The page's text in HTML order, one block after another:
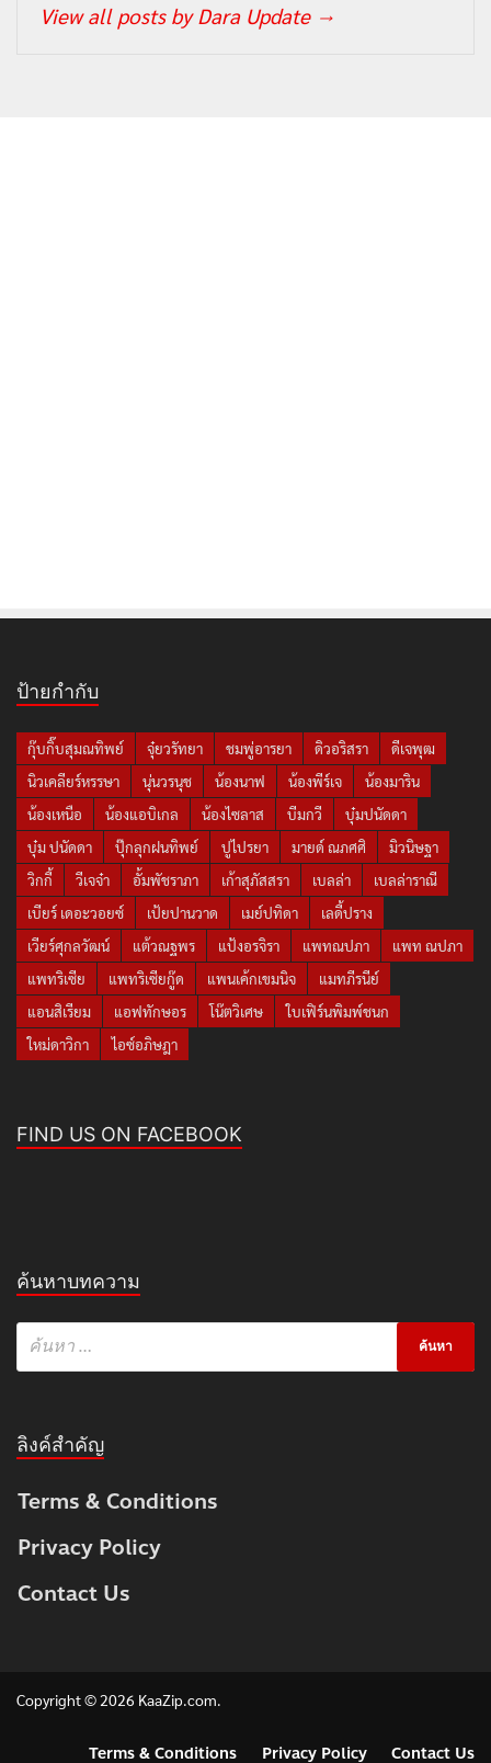
View all posts by Dara Update →
ป้ายกำกับ
กุ๊บกิ๊บสุมณทิพย์ จุ๋ยวรัทยา ชมพู่อารยา ดิวอริสรา
ดีเจพุฒ
นิวเคลียร์หรรษา
นุ่นวรนุช น้องนาฟ น้องพีร์เจ
น้องมาริน
น้องเหนือ
น้องแอบิเกล น้องไซลาส บีมกวี
บุ๋มปนัดดา
บุ๋ม ปนัดดา
ปุ๊กลุกฝนทิพย์ ปูไปรยา มายด์ ณภศศิ
มิวนิษฐา
วิกกี้
วีเจจ๋า อั้มพัชราภา เก้าสุภัสสรา เบลล่า
เบลล่าราณี
เบียร์ เดอะวอยซ์
เป้ยปานวาด เมย์ปทิดา
เลดี้ปราง
เวียร์ศุกลวัฒน์
แต้วณฐพร แป้งอรจิรา แพทณปภา
แพท ณปภา
แพทริเซีย
แพทริเซียกู๊ด แพนเค้กเขมนิจ
แมทภีรนีย์
แอนสิเรียม
แอฟทักษอร โน๊ตวิเศษ
ใบเฟิร์นพิมพ์ชนก
ใหม่ดาวิกา
ไอซ์อภิษฎา
FIND US ON FACEBOOK
ค้นหาบทความ
ลิงค์สำคัญ
Terms & Conditions
Privacy Policy
Contact Us
Copyright © 2026 KaaZip.com.
Terms & Conditions Privacy Policy Contact Us